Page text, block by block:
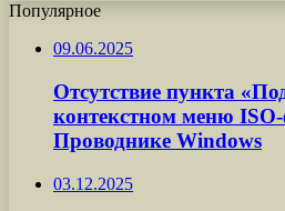
Популярное
09.06.2025
Отсутствие пункта
контекстном меню
Проводнике Windows
03.12.2025